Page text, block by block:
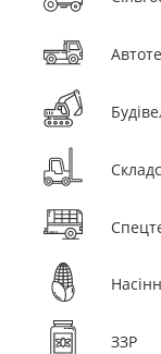
ЗЗР